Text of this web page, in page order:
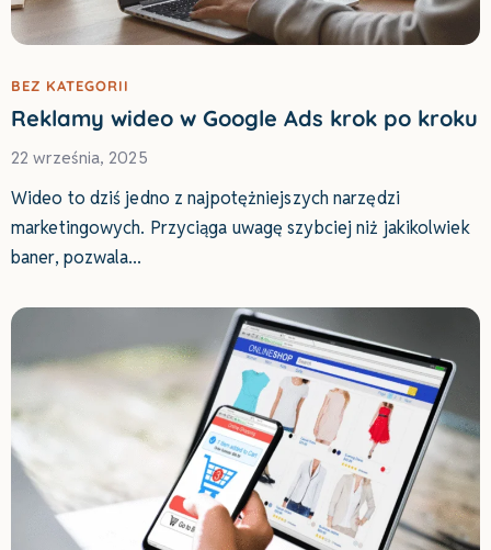
BEZ KATEGORII
Reklamy wideo w Google Ads krok po kroku
22 września, 2025
Wideo to dziś jedno z najpotężniejszych narzędzi
marketingowych. Przyciąga uwagę szybciej niż jakikolwiek
baner, pozwala